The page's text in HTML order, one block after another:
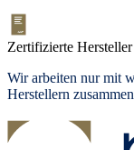
Zertifizierte Hersteller
Wir arbeiten nur mit
Herstellern